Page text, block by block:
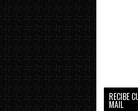
RECIBE
MAIL